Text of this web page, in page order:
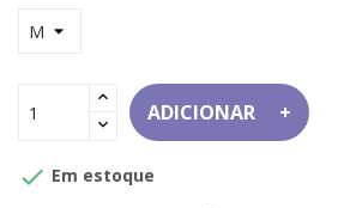
ADICIONAR
 Em estoque